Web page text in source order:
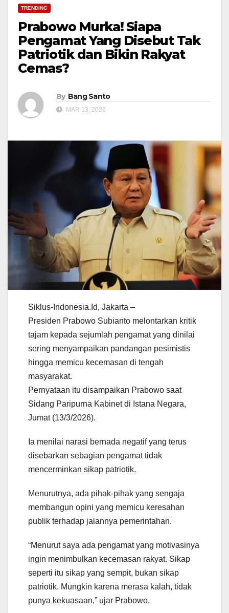
TRENDING
Prabowo Murka! Siapa
Pengamat Yang Disebut Tak
Patriotik dan Bikin Rakyat
Cemas?
By Bang Santo
MAR 13, 2026
Siklus-Indonesia.Id, Jakarta –
Presiden Prabowo Subianto melontarkan kritik
tajam kepada sejumlah pengamat yang dinilai
sering menyampaikan pandangan pesimistis
hingga memicu kecemasan di tengah
masyarakat.
Pernyataan itu disampaikan Prabowo saat
Sidang Paripurna Kabinet di Istana Negara,
Jumat (13/3/2026).
Ia menilai narasi bernada negatif yang terus
disebarkan sebagian pengamat tidak
mencerminkan sikap patriotik.
Menurutnya, ada pihak-pihak yang sengaja
membangun opini yang memicu keresahan
publik terhadap jalannya pemerintahan.
“Menurut saya ada pengamat yang motivasinya
ingin menimbulkan kecemasan rakyat. Sikap
seperti itu sikap yang sempit, bukan sikap
patriotik. Mungkin karena merasa kalah, tidak
punya kekuasaan,” ujar Prabowo.